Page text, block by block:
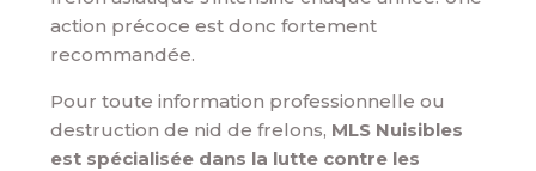
action précoce est donc fortement
recommandée.
Pour toute information professionnelle ou
destruction de nid de frelons, MLS Nuisibles
est spécialisée dans la lutte contre les